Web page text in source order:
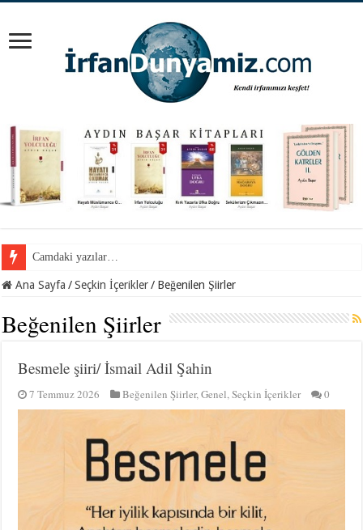
Cemil Gül Hocaefendi ile samimi bir sohbet…
Ana Sayfa / Seçkin İçerikler / Beğenilen Şiirler
Beğenilen Şiirler
Besmele şiiri/ İsmail Adil Şahin
7 Temmuz 2026 Beğenilen Şiirler,Genel,Seçkin İçerikler 0